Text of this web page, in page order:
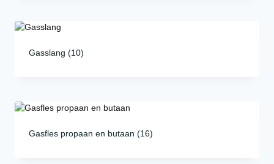
Gasslang (10)
Gasfles propaan en butaan (16)